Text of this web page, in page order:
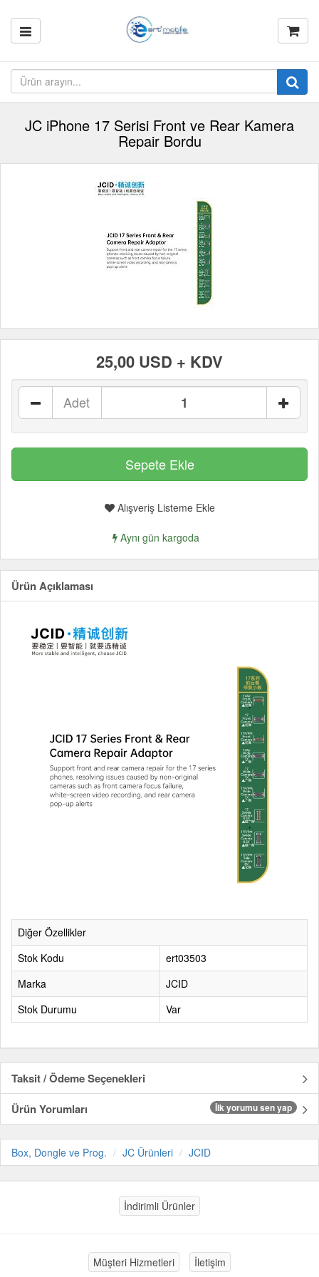
JC iPhone 17 Serisi Front ve Rear Kamera
Repair Bordu
25,00 USD + KDV
Adet
Alışveriş Listeme Ekle
Aynı gün kargoda
Ürün Açıklaması
Diğer Özellikler
Stok Kodu
ert03503
Marka
JCID
Stok Durumu
Var
Taksit / Ödeme Seçenekleri
Ürün Yorumları
İlk yorumu sen yap
Box, Dongle ve Prog. JC Ürünleri JCID
İndirimli Ürünler
Müşteri Hizmetleri İletişim